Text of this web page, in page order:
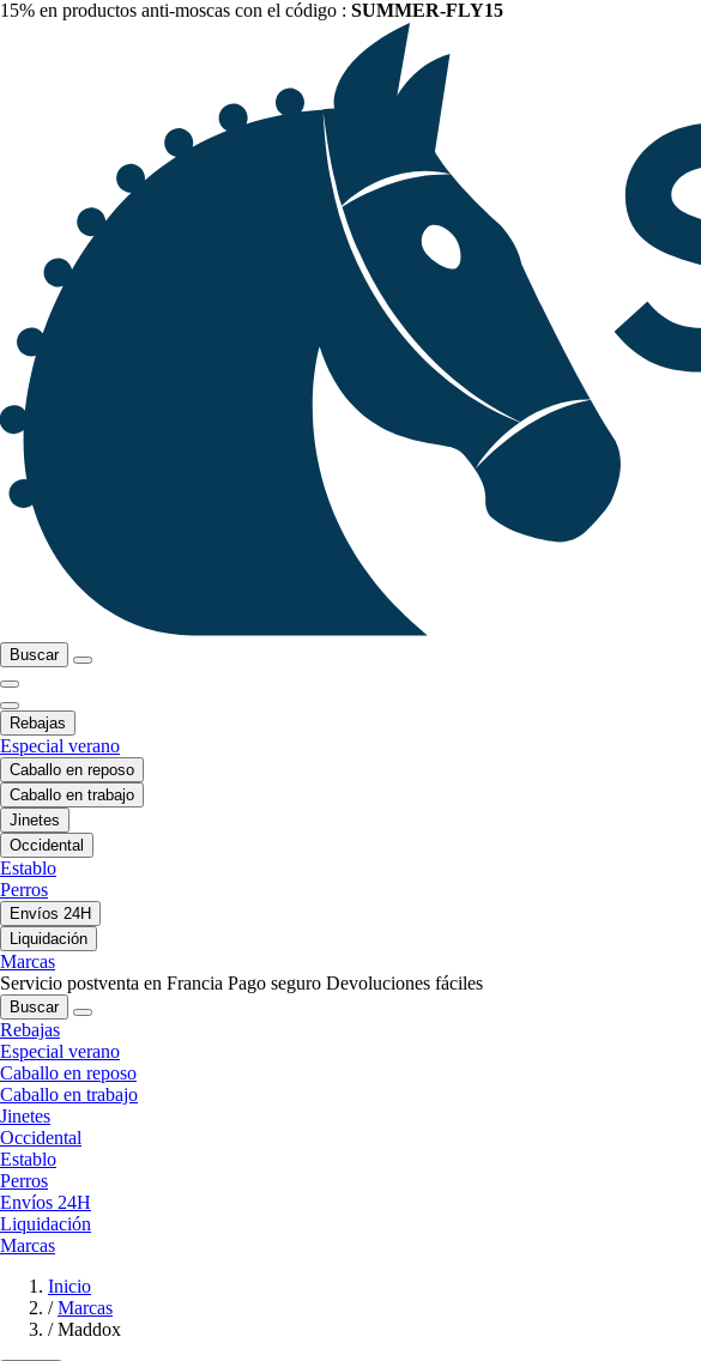
15% en productos anti-moscas con el código : SUMMER-FLY15
Buscar
Rebajas
Especial verano
Caballo en reposo
Caballo en trabajo
Jinetes
Occidental
Establo
Perros
Envíos 24H
Liquidación
Marcas
Servicio postventa en Francia Pago seguro Devoluciones fáciles
Buscar
Rebajas
Especial verano
Caballo en reposo
Caballo en trabajo
Jinetes
Occidental
Establo
Perros
Envíos 24H
Liquidación
Marcas
Inicio
/ Marcas
/ Maddox